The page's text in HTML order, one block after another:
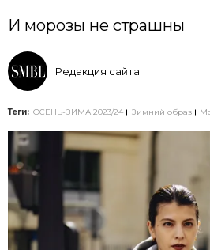
И морозы не страшны
Редакция сайта
Теги: ОСЕНЬ-ЗИМА 2023/24 Зимний образ